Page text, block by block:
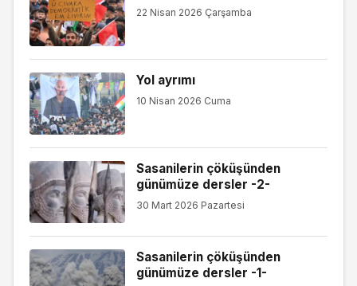
22 Nisan 2026 Çarşamba
Yol ayrımı
10 Nisan 2026 Cuma
Sasanilerin çöküşünden
günümüze dersler -2-
30 Mart 2026 Pazartesi
Sasanilerin çöküşünden
günümüze dersler -1-